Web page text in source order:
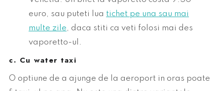
euro, sau puteti lua tichet pe una sau mai
multe zile, daca stiti ca veti folosi mai des
vaporetto-ul.
c. Cu water taxi
O optiune de a ajunge de la aeroport in oras poate